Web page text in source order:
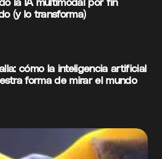
(y lo transforma)
cómo la inteligencia artificial
forma de mirar el mundo